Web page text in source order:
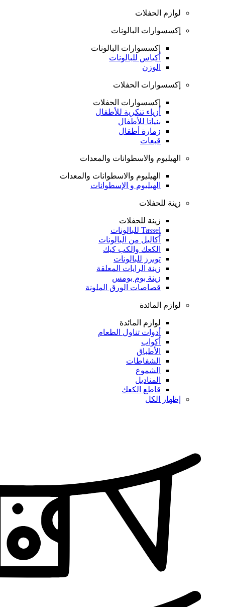
لوازم الحفلات
إكسسوارات البالونات
إكسسوارات البالونات
أكياس للبالونات
الوزن
إكسسوارات الحفلات
إكسسوارات الحفلات
أزياء تنكرية للأطفال
بنياتا للأطفال
زمارة أطفال
قبعات
الهيليوم والاسطوانات والمعدات
الهيليوم والاسطوانات والمعدات
الهيليوم و الإسطوانات
زينة للحفلات
زينة للحفلات
Tassel للبالونات
أكاليل من البالونات
الكعك والكب كيك
توبرز للبالونات
زينة الرايات المعلقة
زينة بوم بومس
قصاصات الورق الملونة
لوازم المائدة
لوازم المائدة
أدوات تناول الطعام
أكواب
الأطباق
الشفاطات
الشموع
المناديل
قاطع الكعك
إظهار الكل